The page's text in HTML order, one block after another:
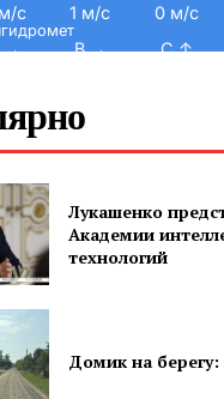
с
→
1 м/с
В →
0 м/с
С ↑
Лукашенко
Академии
технологий
Домик на берегу: